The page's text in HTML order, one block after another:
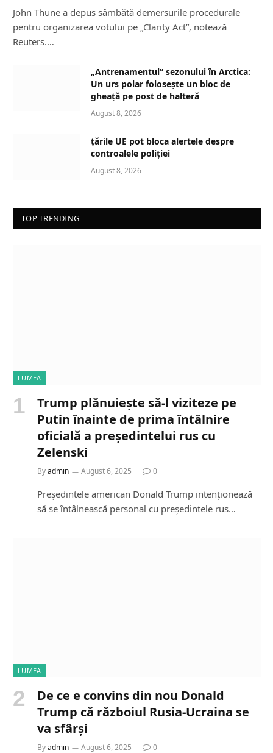
John Thune a depus sâmbătă demersurile procedurale
pentru organizarea votului pe „Clarity Act”, notează
Reuters.…
„Antrenamentul” sezonului în Arctica:
Un urs polar folosește un bloc de
gheață pe post de halteră
August 8, 2026
țările UE pot bloca alertele despre
controalele poliției
August 8, 2026
TOP TRENDING
LUMEA
Trump plănuiește să-l viziteze pe
Putin înainte de prima întâlnire
oficială a președintelui rus cu
Zelenski
Byadmin August 6, 2025 0
Președintele american Donald Trump intenționează
să se întâlnească personal cu președintele rus…
LUMEA
De ce e convins din nou Donald
Trump că războiul Rusia-Ucraina se
va sfârși
Byadmin August 6, 2025 0